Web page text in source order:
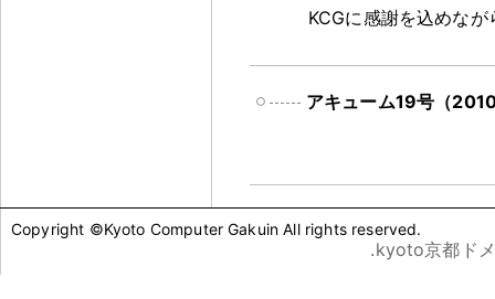
KCGに感謝を込めなが
アキューム19号（
Copyright ©Kyoto Computer Gakuin All rights reserved.
.kyoto京都ド